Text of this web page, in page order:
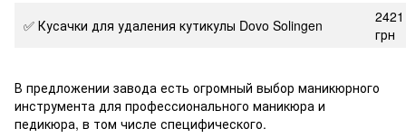
✅ Кусачки для удаления кутикулы Dovo Solingen
2421
грн
В предложении завода есть огромный выбор маникюрного
инструмента для профессионального маникюра и
педикюра, в том числе специфического.